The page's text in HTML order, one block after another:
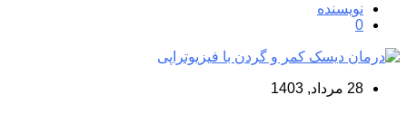
نویسنده
0
28 مرداد, 1403